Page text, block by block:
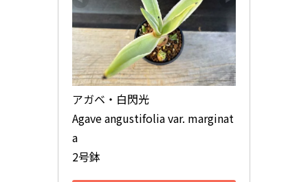
アガベ・白閃光
Agave angustifolia var. marginat
a
2号鉢